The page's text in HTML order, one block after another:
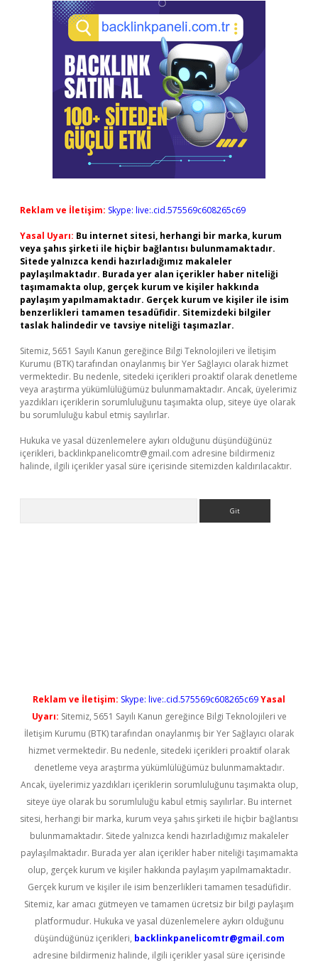
Reklam ve İletişim: Skype: live:.cid.575569c608265c69
Yasal Uyarı: Bu internet sitesi, herhangi bir marka, kurum
veya şahıs şirketi ile hiçbir bağlantısı bulunmamaktadır.
Sitede yalnızca kendi hazırladığımız makaleler
paylaşılmaktadır. Burada yer alan içerikler haber niteliği
taşımamakta olup, gerçek kurum ve kişiler hakkında
paylaşım yapılmamaktadır. Gerçek kurum ve kişiler ile isim
benzerlikleri tamamen tesadüfidir. Sitemizdeki bilgiler
taslak halindedir ve tavsiye niteliği taşımazlar.
Sitemiz, 5651 Sayılı Kanun gereğince Bilgi Teknolojileri ve İletişim
Kurumu (BTK) tarafından onaylanmış bir Yer Sağlayıcı olarak hizmet
vermektedir. Bu nedenle, sitedeki içerikleri proaktif olarak denetleme
veya araştırma yükümlülüğümüz bulunmamaktadır. Ancak, üyelerimiz
yazdıkları içeriklerin sorumluluğunu taşımakta olup, siteye üye olarak
bu sorumluluğu kabul etmiş sayılırlar.
Hukuka ve yasal düzenlemelere aykırı olduğunu düşündüğünüz
içerikleri, backlinkpanelicomtr@gmail.com adresine bildirmeniz
halinde, ilgili içerikler yasal süre içerisinde sitemizden kaldırılacaktır.
Reklam ve İletişim: Skype: live:.cid.575569c608265c69Yasal
Uyarı: Sitemiz, 5651 Sayılı Kanun gereğince Bilgi Teknolojileri ve
İletişim Kurumu (BTK) tarafından onaylanmış bir Yer Sağlayıcı olarak
hizmet vermektedir. Bu nedenle, sitedeki içerikleri proaktif olarak
denetleme veya araştırma yükümlülüğümüz bulunmamaktadır.
Ancak, üyelerimiz yazdıkları içeriklerin sorumluluğunu taşımakta olup,
siteye üye olarak bu sorumluluğu kabul etmiş sayılırlar. Bu internet
sitesi, herhangi bir marka, kurum veya şahıs şirketi ile hiçbir bağlantısı
bulunmamaktadır. Sitede yalnızca kendi hazırladığımız makaleler
paylaşılmaktadır. Burada yer alan içerikler haber niteliği taşımamakta
olup, gerçek kurum ve kişiler hakkında paylaşım yapılmamaktadır.
Gerçek kurum ve kişiler ile isim benzerlikleri tamamen tesadüfidir.
Sitemiz, kar amacı gütmeyen ve tamamen ücretsiz bir bilgi paylaşım
platformudur. Hukuka ve yasal düzenlemelere aykırı olduğunu
düşündüğünüz içerikleri, backlinkpanelicomtr@gmail.com
adresine bildirmeniz halinde, ilgili içerikler yasal süre içerisinde